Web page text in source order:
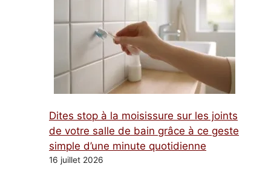
Dites stop à la moisissure sur les joints
de votre salle de bain grâce à ce geste
simple d’une minute quotidienne
16 juillet 2026